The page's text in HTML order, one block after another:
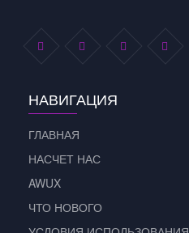
НАВИГАЦИЯ
ГЛАВНАЯ
НАСЧЕТ НАС
AWUX
ЧТО НОВОГО